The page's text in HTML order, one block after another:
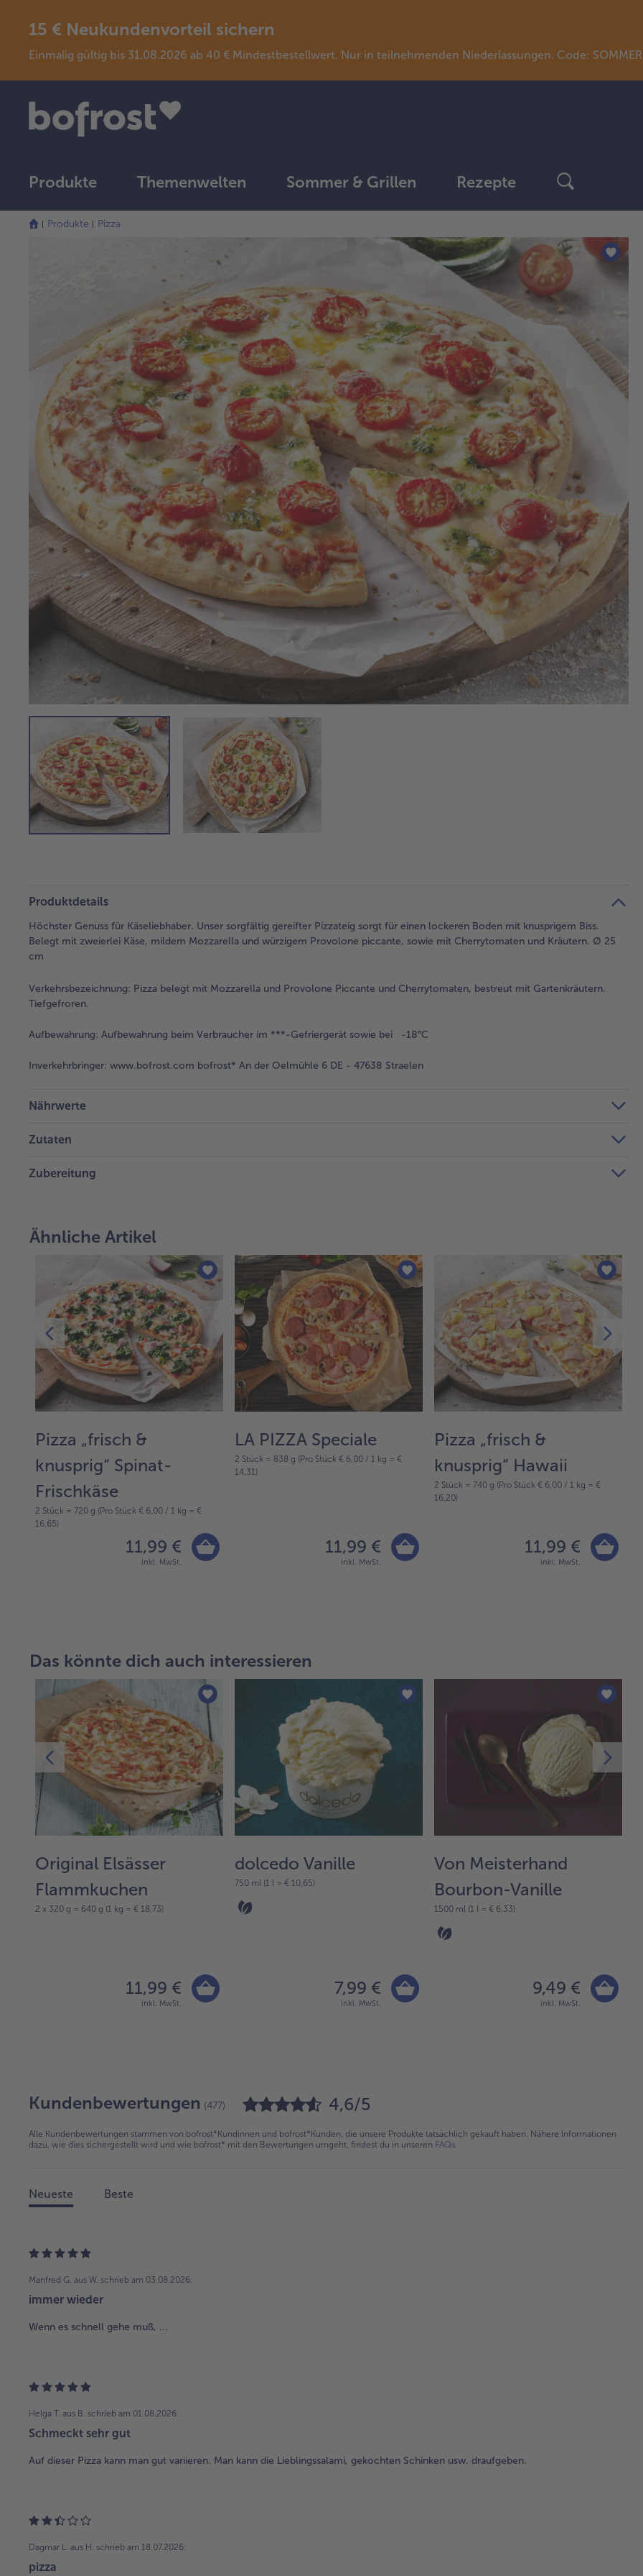
15 € Neukundenvorteil sichern
Einmalig gültig bis 31.08.2026 ab 40 € Mindestbestellwert. Nur in teilnehmenden Niederlassungen. Code:
Produkte Themenwelten Sommer & Grillen Rezepte
Produkte Pizza
Produktdetails
Höchster Genuss für Käseliebhaber. Unser sorgfältig gereifter Pizzateig sorgt für einen lockeren Boden mit knusprigem Biss.
Belegt mit zweierlei Käse, mildem Mozzarella und würzigem Provolone piccante, sowie mit Cherrytomaten und Kräutern. Ø 25
cm
Verkehrsbezeichnung: Pizza belegt mit Mozzarella und Provolone Piccante und Cherrytomaten, bestreut mit Gartenkräutern.
Tiefgefroren.
Aufbewahrung: Aufbewahrung beim Verbraucher im ***-Gefriergerät sowie bei -18°C
Inverkehrbringer: www.bofrost.com bofrost* An der Oelmühle 6 DE - 47638 Straelen
Nährwerte
Zutaten
Zubereitung
Ähnliche Artikel
Pizza „frisch &
knusprig“ Spinat-
Frischkäse
2 Stück = 720 g (Pro Stück € 6,00 / 1 kg = €
16,65)
11,99 €
inkl. MwSt.
LA PIZZA Speciale
2 Stück = 838 g (Pro Stück € 6,00 / 1 kg = €
14,31)
11,99 €
inkl. MwSt.
Pizza „frisch &
knusprig“ Hawaii
2 Stück = 740 g (Pro Stück € 6,00 / 1 kg = €
16,20)
11,99 €
inkl. MwSt.
Das könnte dich auch interessieren
Original Elsässer
Flammkuchen
2 x 320 g = 640 g (1 kg = € 18,73)
11,99 €
inkl. MwSt.
dolcedo Vanille
750 ml (1 l = € 10,65)
7,99 €
inkl. MwSt.
Von Meisterhand
Bourbon-Vanille
1500 ml (1 l = € 6,33)
9,49 €
inkl. MwSt.
Kundenbewertungen (477) 4,6/5
Alle Kundenbewertungen stammen von bofrost*Kundinnen und bofrost*Kunden, die unsere Produkte tatsächlich gekauft haben. Nähere Informationen
dazu, wie dies sichergestellt wird und wie bofrost* mit den Bewertungen umgeht, findest du in unseren FAQs.
Neueste Beste
Manfred G. aus W. schrieb am 03.08.2026:
immer wieder
Wenn es schnell gehe muß, ...
Helga T. aus B. schrieb am 01.08.2026:
Schmeckt sehr gut
Auf dieser Pizza kann man gut variieren. Man kann die Lieblingssalami, gekochten Schinken usw. draufgeben.
Dagmar L. aus H. schrieb am 18.07.2026:
pizza